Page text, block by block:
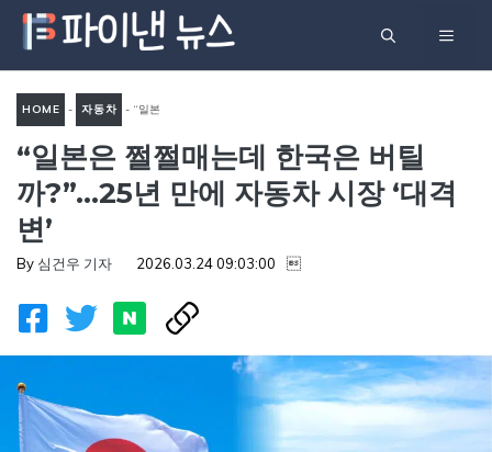
츠
메
HOME - 자동차 - “일본
은 쩔쩔매는데 한국은 버틸
까?”…25년 만에 자동차 시장
‘대격변’
“일본은 쩔쩔매는데 한국은 버틸
까?”…25년 만에 자동차 시장 ‘대격
변’
By 심건우 기자 2026.03.24 09:03:00 